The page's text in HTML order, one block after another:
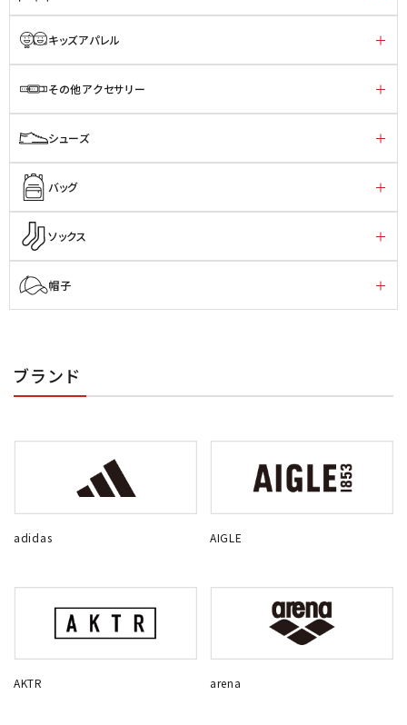
キッズアパレル
その他アクセサリー
シューズ
バッグ
ソックス
帽子
ブランド
adidas AIGLE
AKTR arena